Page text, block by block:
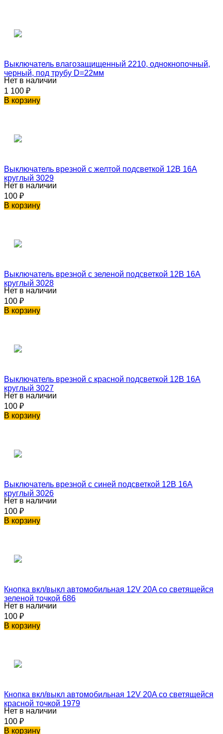
Выключатель влагозащищенный 2210, однокнопочный,
черный, под трубу D=22мм
Нет в наличии
1 100 ₽
В корзину
Выключатель врезной с желтой подсветкой 12В 16А
круглый 3029
Нет в наличии
100 ₽
В корзину
Выключатель врезной с зеленой подсветкой 12В 16А
круглый 3028
Нет в наличии
100 ₽
В корзину
Выключатель врезной с красной подсветкой 12В 16А
круглый 3027
Нет в наличии
100 ₽
В корзину
Выключатель врезной с синей подсветкой 12В 16А
круглый 3026
Нет в наличии
100 ₽
В корзину
Кнопка вкл/выкл автомобильная 12V 20A со светящейся
зеленой точкой 686
Нет в наличии
100 ₽
В корзину
Кнопка вкл/выкл автомобильная 12V 20A со светящейся
красной точкой 1979
Нет в наличии
100 ₽
В корзину